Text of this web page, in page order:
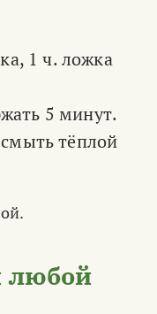
1 ч. ложка
5 минут.
тёплой
любой